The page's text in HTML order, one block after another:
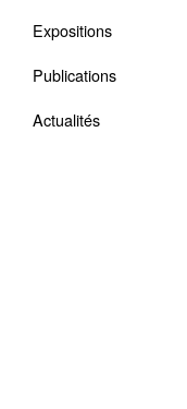
Expositions
Publications
Actualités